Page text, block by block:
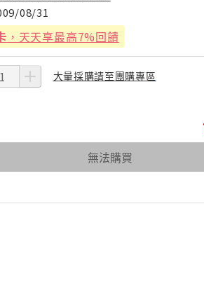
08/31
，天天享最高7%回饋
大量採購請至團購專區
無法購買